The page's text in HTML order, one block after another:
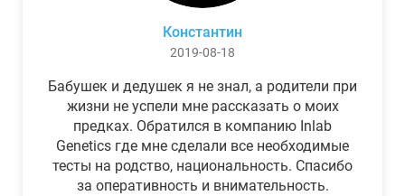
Константин
2019-08-18
Бабушек и дедушек я не знал, а родители при
жизни не успели мне рассказать о моих
предках. Обратился в компанию Inlab
Genetics где мне сделали все необходимые
тесты на родство, национальность. Спасибо
за оперативность и внимательность.